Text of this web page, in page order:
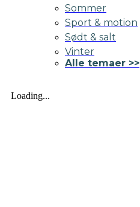
Sommer
Sport & motion
Sødt & salt
Vinter
Alle temaer >>
Loading...